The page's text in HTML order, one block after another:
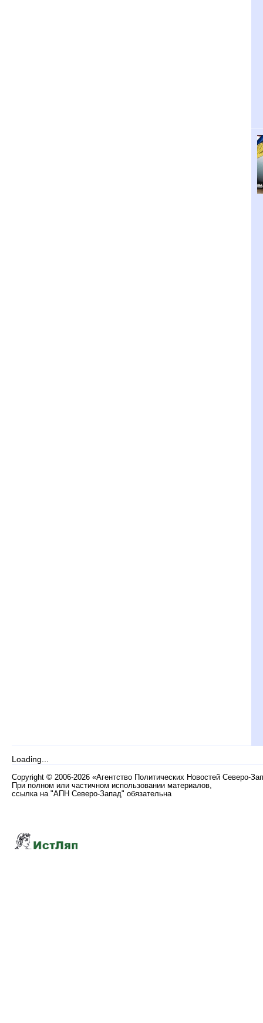
Loading...
Copyright © 2006-2026 «Агентство Политических Новостей Северо-
При полном или частичном использовании материалов,
ссылка на "АПН Северо-Запад" обязательна